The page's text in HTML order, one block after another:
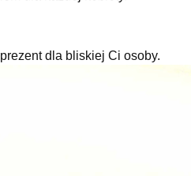
dla bliskiej Ci osoby.